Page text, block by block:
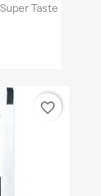
Taste
favorite_border